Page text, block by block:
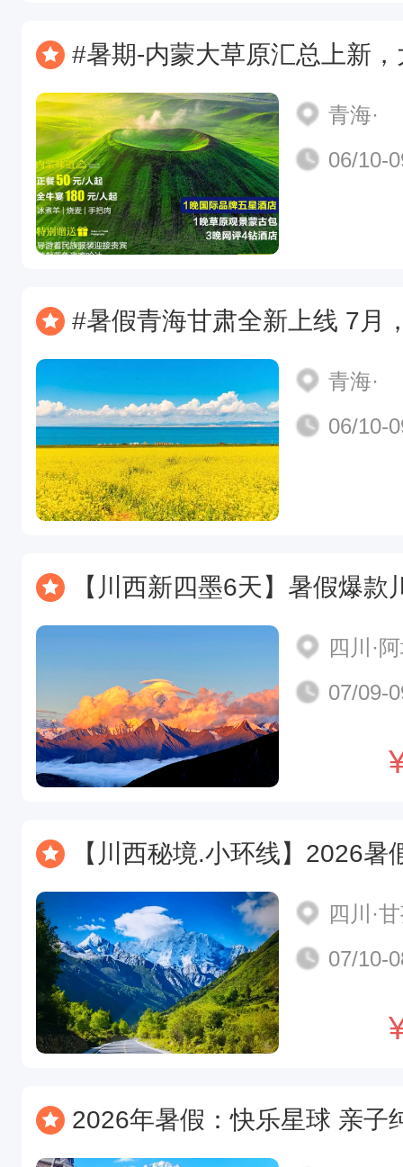
#暑期-内蒙大草原汇总上新，大草原 将迎来最美的季节，错过又要等一
青海·
06/10-
#暑假青海甘肃全新上线 7月，青海将迎来最美的季节，错过又要等一
青海·
06/10-
【川西新四墨6天】暑假爆款川西天花板 我是旷野里的一阵风，去往川西
四川·
07/09-
【川西秘境.小环线】2026暑假 四姑娘山.姑弄村.
四川·
07/10-
2026年暑假：快乐星球 亲子纯玩昆大丽6